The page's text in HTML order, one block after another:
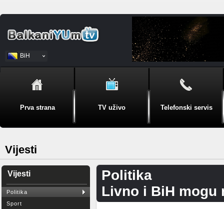
BiH
Srpski
Prva strana TV uživo Telefonski servis
Vijesti
Vijesti
Politika
Sport
Politika
Livno i BiH mogu